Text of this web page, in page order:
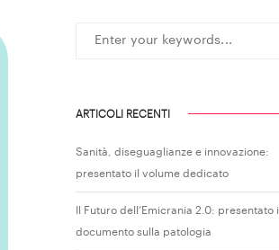
ARTICOLI RECENTI
Sanità, diseguaglianze e innovazione:
presentato il volume dedicato
Il Futuro dell’Emicrania 2.0: presentato il
documento sulla patologia